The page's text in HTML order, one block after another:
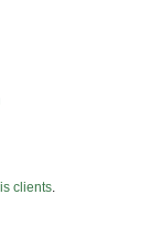
clients.